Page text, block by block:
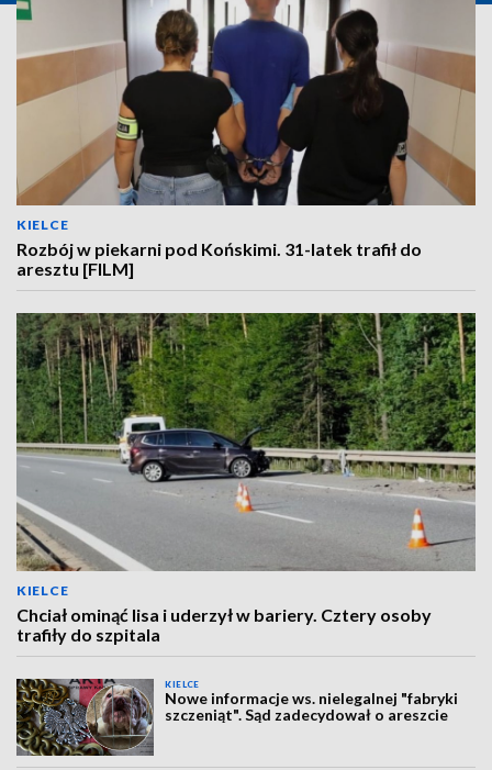
KIELCE
Rozbój w piekarni pod Końskimi. 31-latek trafił do
aresztu [FILM]
KIELCE
Chciał ominąć lisa i uderzył w bariery. Cztery osoby
trafiły do szpitala
KIELCE
Nowe informacje ws. nielegalnej "fabryki
szczeniąt". Sąd zadecydował o areszcie